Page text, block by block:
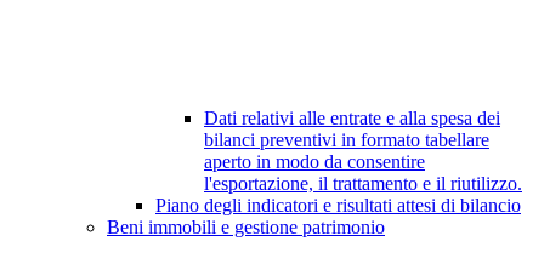
Dati relativi alle entrate e alla spesa dei
bilanci preventivi in formato tabellare
aperto in modo da consentire
l'esportazione, il trattamento e il riutilizzo.
Piano degli indicatori e risultati attesi di bilancio
Beni immobili e gestione patrimonio